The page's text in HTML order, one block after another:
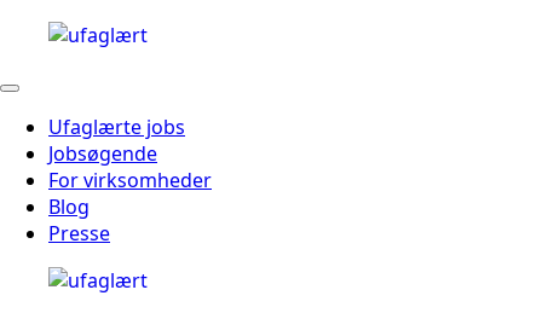
Ufaglærte jobs
Jobsøgende
For virksomheder
Blog
Presse